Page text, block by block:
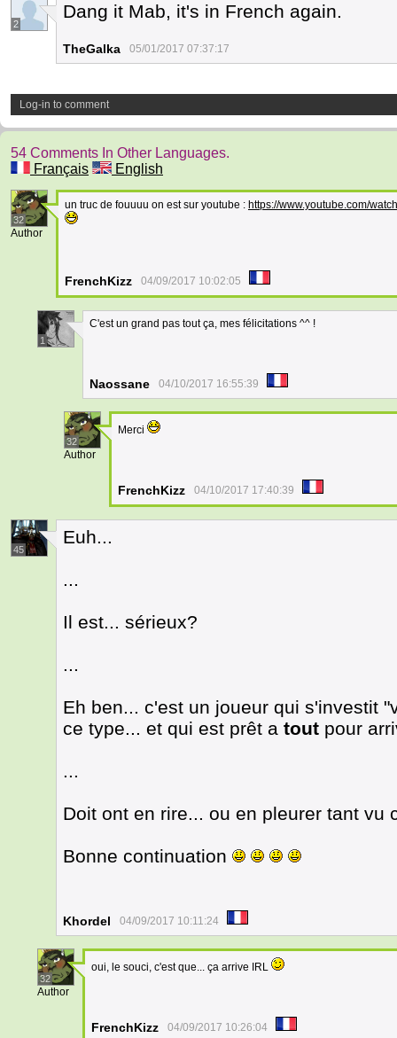
2
Dang it Mab, it's in French again.
TheGalka 05/01/2017 07:37:17
Log-in to comment
54 Comments In Other Languages.
Français
English
32
Author
un truc de fouuuu on est sur youtube : https://www.youtube.com/
FrenchKizz 04/09/2017 10:02:05
1
C'est un grand pas tout ça, mes félicitations ^^ !
Naossane 04/10/2017 16:55:39
32
Author
Merci
FrenchKizz 04/10/2017 17:40:39
45
Euh...
...
Il est... sérieux?
...
Eh ben... c'est un joueur qui s'investit
ce type... et qui est prêt a tout pour
...
Doit ont en rire... ou en pleurer tant vu
Bonne continuation
Khordel 04/09/2017 10:11:24
32
Author
oui, le souci, c'est que... ça arrive IRL
FrenchKizz 04/09/2017 10:26:04